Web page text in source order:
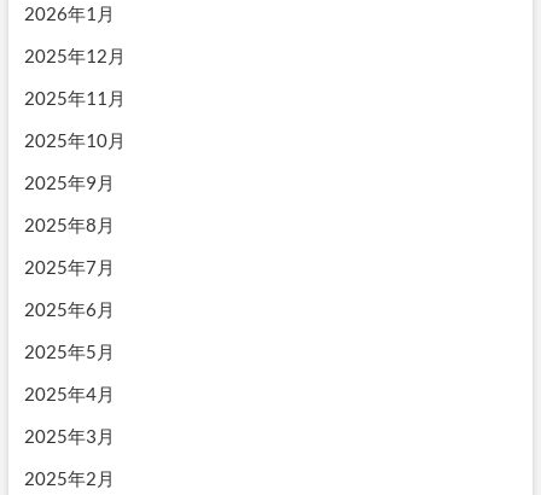
2026年1月
2025年12月
2025年11月
2025年10月
2025年9月
2025年8月
2025年7月
2025年6月
2025年5月
2025年4月
2025年3月
2025年2月